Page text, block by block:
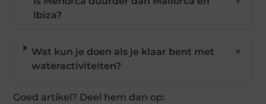
Ibiza?
Wat kun je doen als je klaar bent met
wateractiviteiten?
▼
Goed artikel? Deel hem dan op: